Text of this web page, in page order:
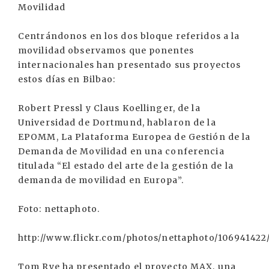
Movilidad
Centrándonos en los dos bloque referidos a la
movilidad observamos que ponentes
internacionales han presentado sus proyectos
estos días en Bilbao:
Robert Pressl y Claus Koellinger, de la
Universidad de Dortmund, hablaron de la
EPOMM, La Plataforma Europea de Gestión de la
Demanda de Movilidad en una conferencia
titulada “El estado del arte de la gestión de la
demanda de movilidad en Europa”.
Foto: nettaphoto.
http://www.flickr.com/photos/nettaphoto/
Tom Rye ha presentado el proyecto MAX, una